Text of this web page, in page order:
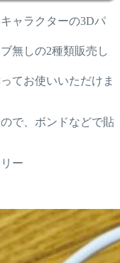
ャラクターの3Dパ
無しの2種類販売し
てお使いいただけま
で、ボンドなどで貼
ー